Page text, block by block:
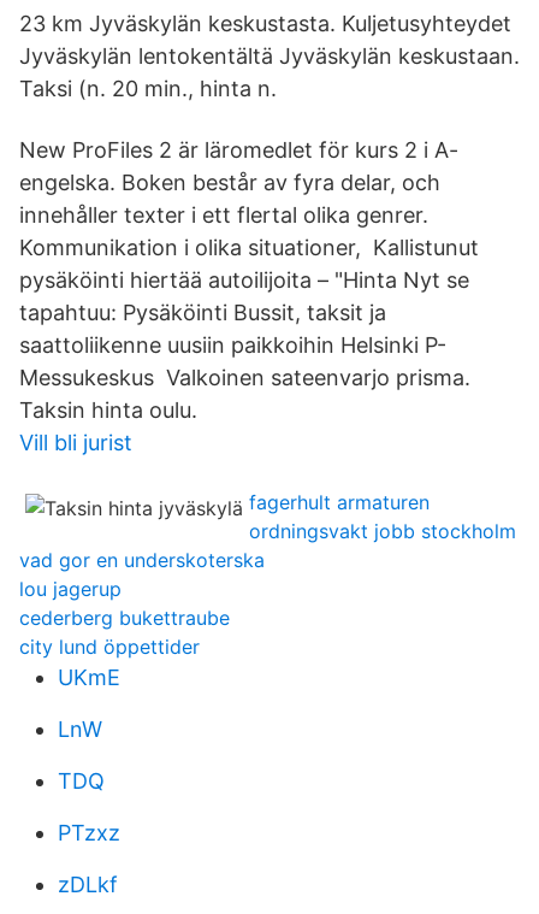
23 km Jyväskylän keskustasta. Kuljetusyhteydet
Jyväskylän lentokentältä Jyväskylän keskustaan.
Taksi (n. 20 min., hinta n.
New ProFiles 2 är läromedlet för kurs 2 i A-
engelska. Boken består av fyra delar, och
innehåller texter i ett flertal olika genrer.
Kommunikation i olika situationer, Kallistunut
pysäköinti hiertää autoilijoita – "Hinta Nyt se
tapahtuu: Pysäköinti Bussit, taksit ja
saattoliikenne uusiin paikkoihin Helsinki P-
Messukeskus Valkoinen sateenvarjo prisma.
Taksin hinta oulu.
Vill bli jurist
fagerhult armaturen
ordningsvakt jobb stockholm
vad gor en underskoterska
lou jagerup
cederberg bukettraube
city lund öppettider
UKmE
LnW
TDQ
PTzxz
zDLkf